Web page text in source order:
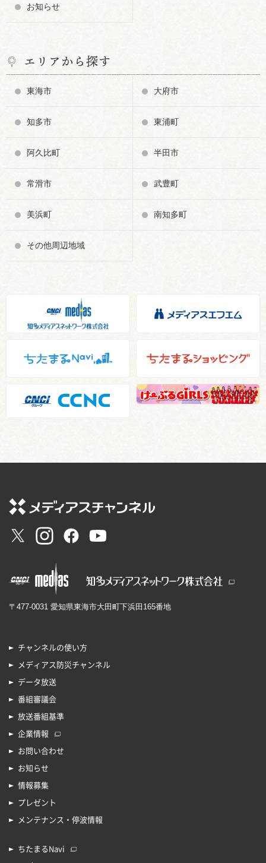
お知らせ
エリアから探す
東海市 大府市
知多市 東浦町
阿久比町 半田市
常滑市 武豊町
美浜町 南知多町
その他周辺地域
〒477-0031 愛知県東海市大田町下浜田165番地
チャンネルの使い方
メディアス防災チャンネル
データ放送
番組審議会
放送番組基準
企業情報
お問い合わせ
お知らせ
情報募集
プレゼント
メンテナンス・停波情報
ちたまるNavi